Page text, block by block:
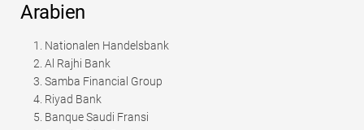
Arabien
Nationalen Handelsbank
Al Rajhi Bank
Samba Financial Group
Riyad Bank
Banque Saudi Fransi